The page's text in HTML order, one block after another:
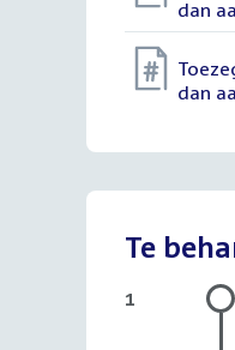
dan
dan
Te
1